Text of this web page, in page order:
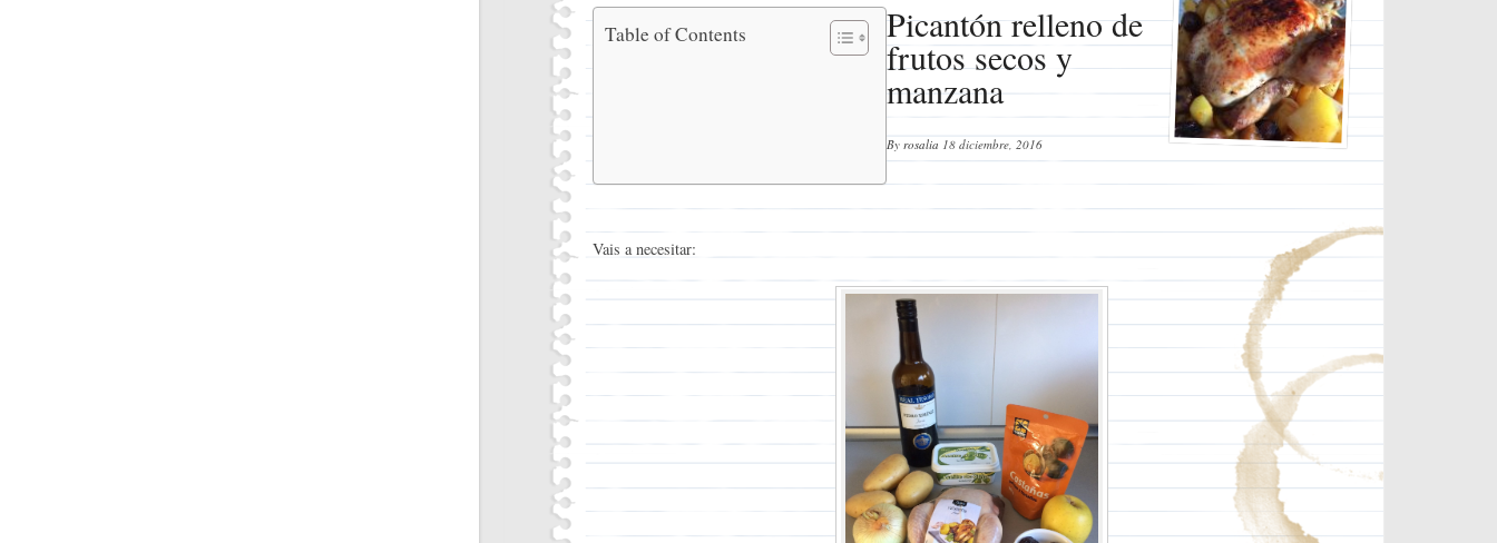
Table of Contents
Picantón
relleno
de frutos
secos y
Ingredientes
Instrucciones
Picantón relleno de
frutos secos y
manzana
By rosalia 18 diciembre, 2016
Vais a necesitar: